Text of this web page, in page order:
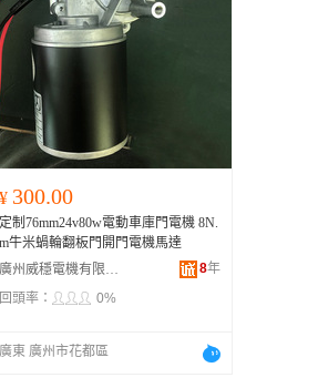
¥ 300.00
定制76mm24v80w電動車庫門電機 8N.
m牛米蝸輪翻板門開門電機馬達
廣州威穩電機有限公司
8年
回頭率：
0%
廣東 廣州市花都區